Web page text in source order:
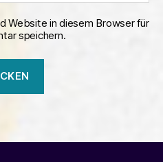
Website in diesem Browser für
speichern.